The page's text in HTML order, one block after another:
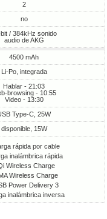
2
no
/ 384kHz sonido
audio de AKG
4500 mAh
Li-Po, integrada
Hablar - 21:03
browsing - 10:55
Video - 13:30
Type-C, 25W
disponible, 15W
rápida por cable
inalámbrica rápida
Wireless Charge
Wireless Charge
Power Delivery 3
inalámbrica inversa